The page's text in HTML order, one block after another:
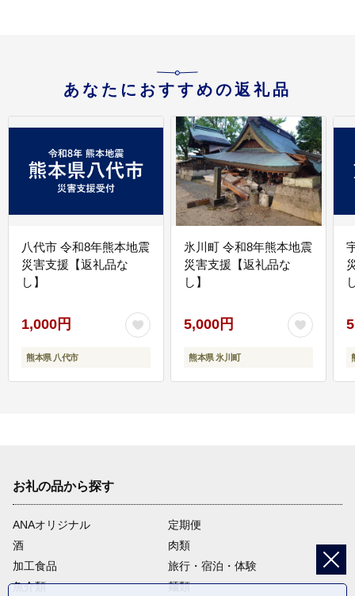
あなたにおすすめの返礼品
八代市 令和8年熊本地震
災害支援【返礼品な
し】
1,000円
熊本県 八代市
氷川町 令和8年熊本地震
災害支援【返礼品な
し】
5,000円
熊本県 氷川町
お礼の品から探す
ANAオリジナル
定期便
酒
肉類
加工食品
旅行・宿泊・体験
魚介類
麺類